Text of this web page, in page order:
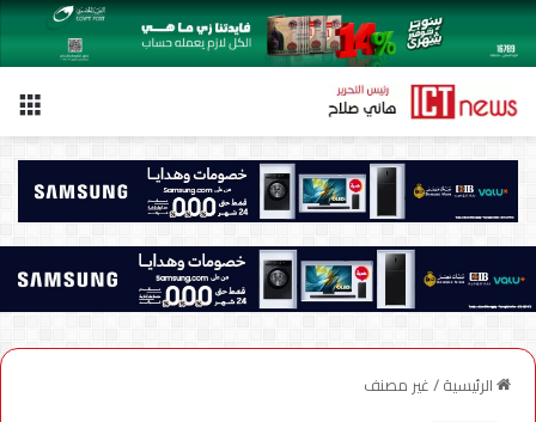
الرئيسية/غير مصنف